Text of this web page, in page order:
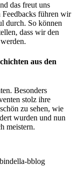
das freut uns
Feedbacks führen wir
durch. So können
dass wir den
aus den
Besonders
stolz ihre
zu sehen, wie
wurden und nun
meistern.